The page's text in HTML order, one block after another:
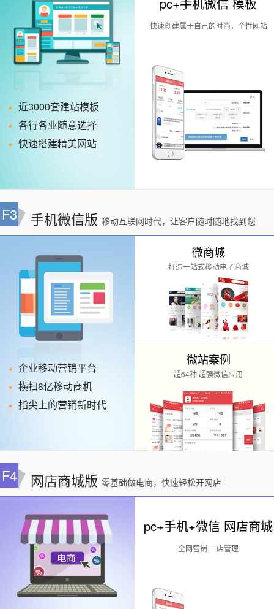
近3000套建站模板
各行各业随意选择
快速搭建精美网站
快速创建属于自己的时尚，个性网站
F3 手机微信版 移动互联网时代，让客户随时随地找到您
企业移动营销平台
横扫8亿移动商机
指尖上的营销新时代
微商城
打造一站式移动电子商城
微站案例
超64种 超强微信应用
F4 网店商城版 零基础做电商，快速轻松开网店
pc+手机+微信 网店商城
全网营销 一店管理